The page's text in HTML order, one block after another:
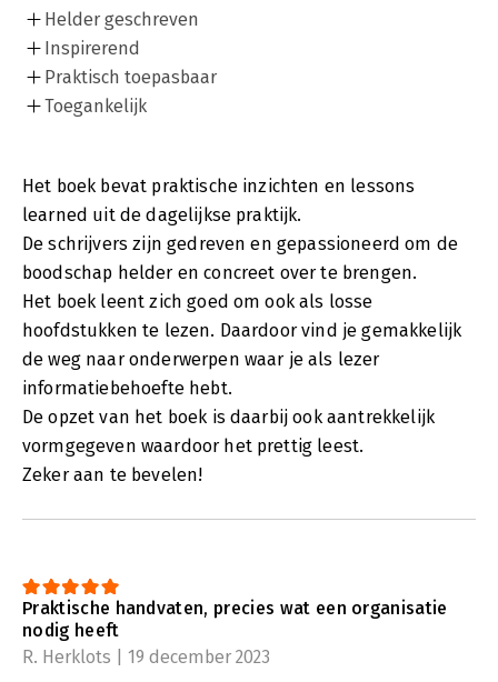
Helder geschreven
Inspirerend
Praktisch toepasbaar
Toegankelijk
Het boek bevat praktische inzichten en lessons
learned uit de dagelijkse praktijk.
De schrijvers zijn gedreven en gepassioneerd om de
boodschap helder en concreet over te brengen.
Het boek leent zich goed om ook als losse
hoofdstukken te lezen. Daardoor vind je gemakkelijk
de weg naar onderwerpen waar je als lezer
informatiebehoefte hebt.
De opzet van het boek is daarbij ook aantrekkelijk
vormgegeven waardoor het prettig leest.
Zeker aan te bevelen!
Praktische handvaten, precies wat een organisatie
nodig heeft
R. Herklots | 19 december 2023